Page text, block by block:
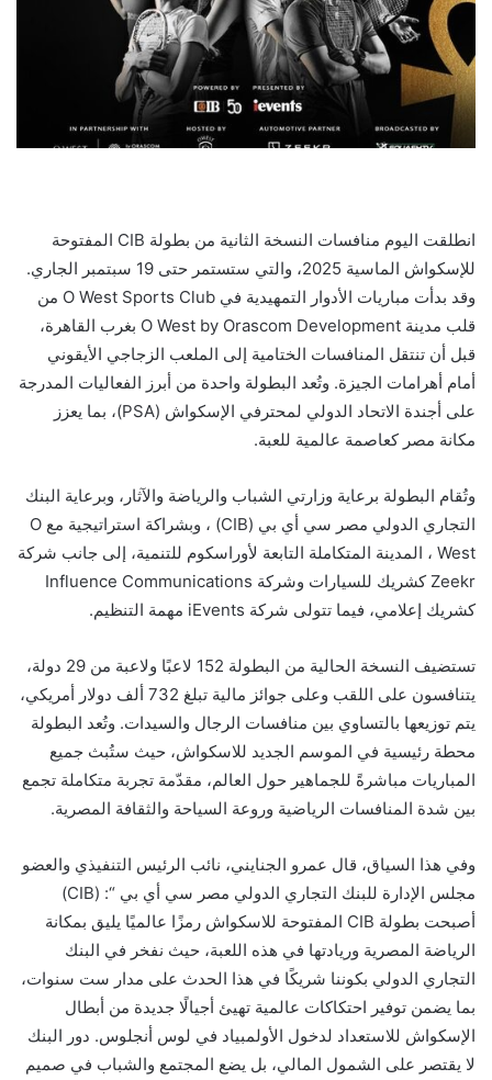
انطلقت اليوم منافسات النسخة الثانية من بطولة CIB المفتوحة
للإسكواش الماسية 2025، والتي ستستمر حتى 19 سبتمبر الجاري.
وقد بدأت مباريات الأدوار التمهيدية في O West Sports Club من
قلب مدينة O West by Orascom Development بغرب القاهرة،
قبل أن تنتقل المنافسات الختامية إلى الملعب الزجاجي الأيقوني
أمام أهرامات الجيزة. وتُعد البطولة واحدة من أبرز الفعاليات المدرجة
على أجندة الاتحاد الدولي لمحترفي الإسكواش (PSA)، بما يعزز
مكانة مصر كعاصمة عالمية للعبة.
وتُقام البطولة برعاية وزارتي الشباب والرياضة والآثار، وبرعاية البنك
التجاري الدولي مصر سي أي بي (CIB) ، وبشراكة استراتيجية مع O
West ، المدينة المتكاملة التابعة لأوراسكوم للتنمية، إلى جانب شركة
Zeekr كشريك للسيارات وشركة Influence Communications
كشريك إعلامي، فيما تتولى شركة iEvents مهمة التنظيم.
تستضيف النسخة الحالية من البطولة 152 لاعبًا ولاعبة من 29 دولة،
يتنافسون على اللقب وعلى جوائز مالية تبلغ 732 ألف دولار أمريكي،
يتم توزيعها بالتساوي بين منافسات الرجال والسيدات. وتُعد البطولة
محطة رئيسية في الموسم الجديد للاسكواش، حيث ستُبث جميع
المباريات مباشرةً للجماهير حول العالم، مقدّمة تجربة متكاملة تجمع
بين شدة المنافسات الرياضية وروعة السياحة والثقافة المصرية.
وفي هذا السياق، قال عمرو الجنايني، نائب الرئيس التنفيذي والعضو
مجلس الإدارة للبنك التجاري الدولي مصر سي أي بي “: (CIB)
أصبحت بطولة CIB المفتوحة للاسكواش رمزًا عالميًا يليق بمكانة
الرياضة المصرية وريادتها في هذه اللعبة، حيث نفخر في البنك
التجاري الدولي بكوننا شريكًا في هذا الحدث على مدار ست سنوات،
بما يضمن توفير احتكاكات عالمية تهيئ أجيالًا جديدة من أبطال
الإسكواش للاستعداد لدخول الأولمبياد في لوس أنجلوس. دور البنك
لا يقتصر على الشمول المالي، بل يضع المجتمع والشباب في صميم